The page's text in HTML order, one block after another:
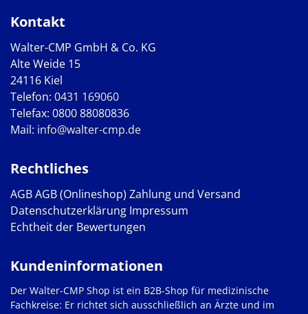
Kontakt
Walter-CMP GmbH & Co. KG
Alte Weide 15
24116 Kiel
Telefon: 0431 169060
Telefax: 0800 88080836
Mail: info@walter-cmp.de
Rechtliches
AGBAGB (Onlineshop) Zahlung und Versand
Datenschutzerklärung Impressum
Echtheit der Bewertungen
Kundeninformationen
Der Walter-CMP Shop ist ein B2B-Shop für medizinische
Fachkreise: Er richtet sich ausschließlich an Ärzte und im